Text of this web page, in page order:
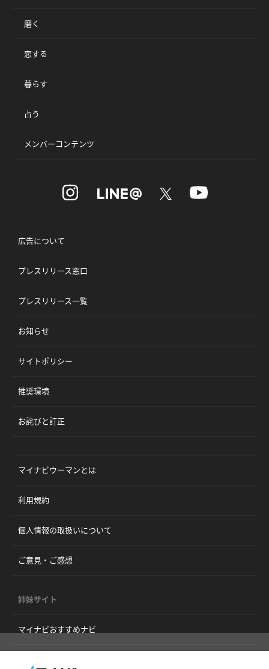
磨く
恋する
暮らす
占う
メンバーコンテンツ
広告について
プレスリリース窓口
プレスリリース一覧
お知らせ
サイトポリシー
推奨環境
お詫びと訂正
マイナビウーマンとは
利用規約
個人情報の取扱いについて
ご意見・ご感想
姉妹サイト
マイナビおすすめナビ